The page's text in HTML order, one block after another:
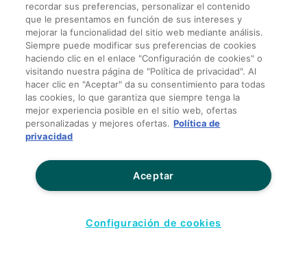
recordar sus preferencias, personalizar el contenido
que le presentamos en función de sus intereses y
mejorar la funcionalidad del sitio web mediante análisis.
Siempre puede modificar sus preferencias de cookies
haciendo clic en el enlace "Configuración de cookies" o
visitando nuestra página de "Política de privacidad". Al
hacer clic en "Aceptar" da su consentimiento para todas
las cookies, lo que garantiza que siempre tenga la
mejor experiencia posible en el sitio web, ofertas
personalizadas y mejores ofertas. Política de
privacidad
Aceptar
Configuración de cookies